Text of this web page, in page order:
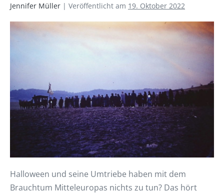
Jennifer Müller | Veröffentlicht am 19. Oktober 2022
Halloween und seine Umtriebe haben mit dem
Brauchtum Mitteleuropas nichts zu tun? Das hört